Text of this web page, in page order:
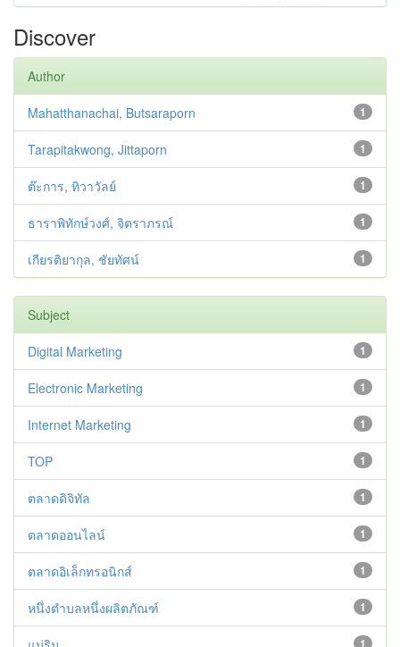
Discover
Author
1
Mahatthanachai, Butsaraporn
1
Tarapitakwong, Jittaporn
1
ต๊ะการ, ทิวาวัลย์
1
ธาราพิทักษ์วงศ์, จิตราภรณ์
1
เกียรติยากุล, ชัยทัศน์
Subject
1
Digital Marketing
1
Electronic Marketing
1
Internet Marketing
1
TOP
1
ตลาดดิจิทัล
1
ตลาดออนไลน์
1
ตลาดอิเล็กทรอนิกส์
1
หนึ่งตำบลหนึ่งผลิตภัณฑ์
1